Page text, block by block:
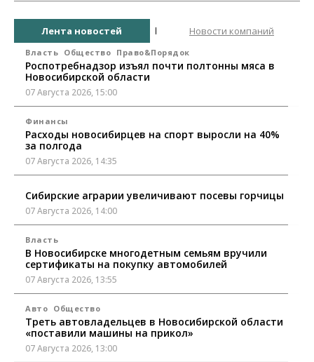
Лента новостей Новости компаний
Власть Общество Право&Порядок
Роспотребнадзор изъял почти полтонны мяса в
Новосибирской области
07 Августа 2026, 15:00
Финансы
Расходы новосибирцев на спорт выросли на 40%
за полгода
07 Августа 2026, 14:35
Сибирские аграрии увеличивают посевы горчицы
07 Августа 2026, 14:00
Власть
В Новосибирске многодетным семьям вручили
сертификаты на покупку автомобилей
07 Августа 2026, 13:55
Авто Общество
Треть автовладельцев в Новосибирской области
«поставили машины на прикол»
07 Августа 2026, 13:00